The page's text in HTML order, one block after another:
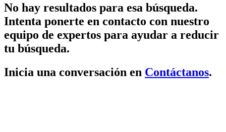
No hay resultados para esa búsqueda.
Intenta ponerte en contacto con nuestro
equipo de expertos para ayudar a reducir
tu búsqueda.
Inicia una conversación en Contáctanos.